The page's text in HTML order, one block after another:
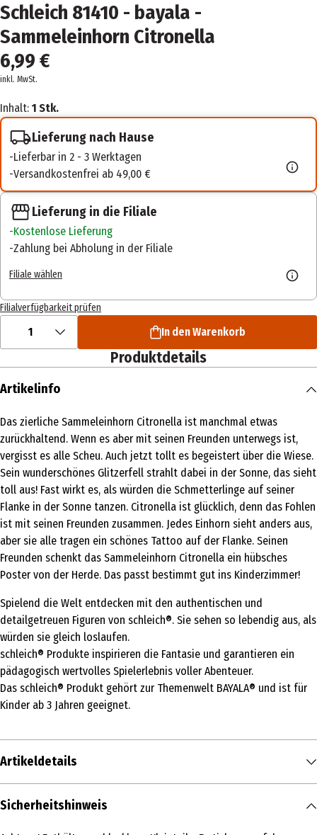
Schleich 81410 - bayala -
Sammeleinhorn Citronella
6,99 €
inkl. MwSt.
Inhalt: 1 Stk.
Lieferung nach Hause
Lieferbar in 2 - 3 Werktagen
Versandkostenfrei ab 49,00 €
Lieferung in die Filiale
Kostenlose Lieferung
Zahlung bei Abholung in der Filiale
Filiale wählen
Filialverfügbarkeit prüfen
1 In den Warenkorb
Produktdetails
Artikelinfo
Das zierliche Sammeleinhorn Citronella ist manchmal etwas
zurückhaltend. Wenn es aber mit seinen Freunden unterwegs ist,
vergisst es alle Scheu. Auch jetzt tollt es begeistert über die Wiese.
Sein wunderschönes Glitzerfell strahlt dabei in der Sonne, das sieht
toll aus! Fast wirkt es, als würden die Schmetterlinge auf seiner
Flanke in der Sonne tanzen. Citronella ist glücklich, denn das Fohlen
ist mit seinen Freunden zusammen. Jedes Einhorn sieht anders aus,
aber sie alle tragen ein schönes Tattoo auf der Flanke. Seinen
Freunden schenkt das Sammeleinhorn Citronella ein hübsches
Poster von der Herde. Das passt bestimmt gut ins Kinderzimmer!
Spielend die Welt entdecken mit den authentischen und
detailgetreuen Figuren von schleich®. Sie sehen so lebendig aus, als
würden sie gleich loslaufen.
schleich® Produkte inspirieren die Fantasie und garantieren ein
pädagogisch wertvolles Spielerlebnis voller Abenteuer.
Das schleich® Produkt gehört zur Themenwelt BAYALA® und ist für
Kinder ab 3 Jahren geeignet.
Artikeldetails
Inhalt
Sicherheitshinweis